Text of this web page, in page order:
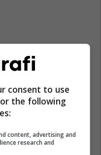
consent to use
the following
content, advertising and
research and